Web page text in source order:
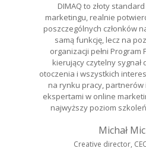
DIMAQ to złoty
marketingu, realnie
poszczególnych członków
samą funkcję, lecz na
organizacji pełni Program
kierujący czytelny sygnał
otoczenia i wszystkich
na rynku pracy, partnerów
ekspertami w online
najwyższy poziom
Michał
Creative director,